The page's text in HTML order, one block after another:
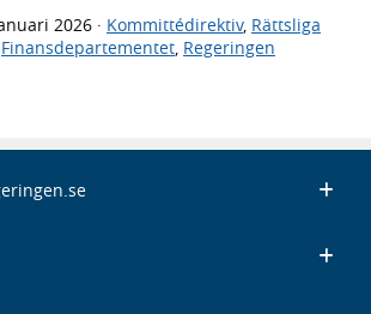
2026 · Kommittédirektiv, Rättsliga
Finansdepartementet, Regeringen